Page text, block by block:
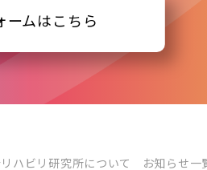
ームはこちら
ハビリ研究所について お知らせ一